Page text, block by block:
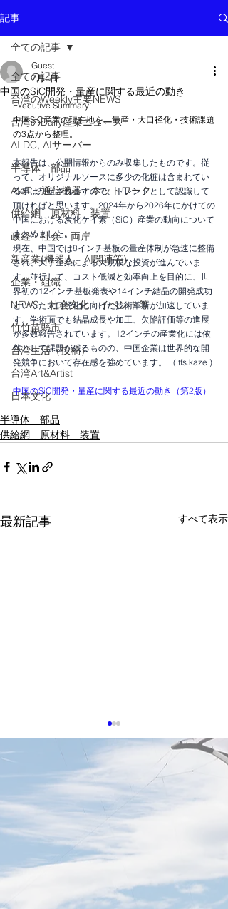
記事
全ての記事
台湾のWeekly主要NEWS
台湾のDaily産業ニュース
AI DC, AIサーバー
半導体 部品
AIoT・通信機器・ネットワーク
供給網 原材料 装置
政経・社会・両岸
新産業(機器人、AI関連等)
企業・組織
NEWS・社会文化・イベント等
竹竹苗縣市
台湾生活（投稿）
台湾Art&Artist
日本文化
全ての記事
中国のSiC開発・量産に関する最近の動き
Guest
7月4日
Executive Summary
中国SiC産業の現在地を、量産・大口径化・技術課題
の3点から整理。
本報告は、公開情報からのみ収集したものです。従
って、オリジナルソースに多少の化粧は含まれてい
る事は想定されますので、トレンドとして認識して
頂ければと思います。2024年から2026年にかけての
中国における炭化ケイ素（SiC）産業の動向について
まとめました。
現在、中国では8インチ基板の量産体制が急速に整備
され、大手企業による大規模な投資が進んでいま
す。並行して、コスト低減と効率向上を目的に、世
界初の12インチ基板発表や14インチ結晶の開発成功
といった大口径化に向けた技術革新が加速していま
す。学術面でも結晶成長や加工、欠陥評価等の進展
が多数報告されています。12インチの産業化には依
然として課題が残るものの、中国企業は世界的な開
発競争において存在感を強めています。   ( tfs.kaze )
中国のSiC開発・量産に関する最近の動き（第2版）
半導体 部品
供給網 原材料 装置
最新記事 すべて表示
タセンター冷却特許で存
生成AIの普及により高性能計
算への需要が高まり、データ
センターの冷却および熱管理
技術は、産業界における競争
の重要分野となっている。経
済部智慧財産局が発表した
「データセンター主要部品の
特許動向分析」報告によれ